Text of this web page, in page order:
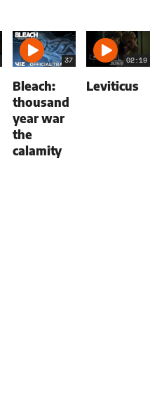
37
Bleach:
thousand
year war
the
calamity
02:19
Leviticus